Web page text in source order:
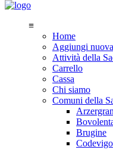
≡
Home
Aggiungi
Attività della
Carrello
Cassa
Chi siamo
Comuni della
Brugine
Codevigo